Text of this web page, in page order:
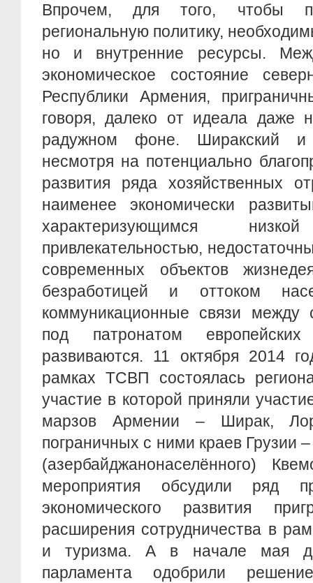
Впрочем, для того, чтобы
региональную политику,
но и внутренние ресурсы.
экономическое состояние
Республики Армения,
говоря, далеко от идеала даже
радужном фоне. Ширакский и
несмотря на потенциально
развития ряда хозяйственных
наименее экономически
характеризующимся
привлекательностью,
современных объектов
безработицей и оттоком
коммуникационные связи между
под патронатом европейских
развиваются. 11 октября 2014
рамках ТСВП состоялась
участие в которой приняли
марзов Армении – Ширак,
пограничных с ними краев Грузии
(азербайджанонаселённого)
мероприятия обсудили ряд
экономического развития
расширения сотрудничества в
и туризма. А в начале мая
парламента одобрили